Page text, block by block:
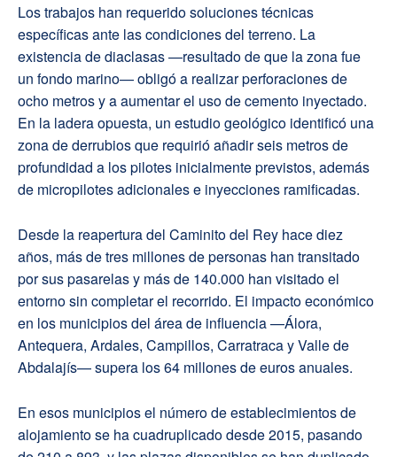
Los trabajos han requerido soluciones técnicas
específicas ante las condiciones del terreno. La
existencia de diaclasas —resultado de que la zona fue
un fondo marino— obligó a realizar perforaciones de
ocho metros y a aumentar el uso de cemento inyectado.
En la ladera opuesta, un estudio geológico identificó una
zona de derrubios que requirió añadir seis metros de
profundidad a los pilotes inicialmente previstos, además
de micropilotes adicionales e inyecciones ramificadas.
Desde la reapertura del Caminito del Rey hace diez
años, más de tres millones de personas han transitado
por sus pasarelas y más de 140.000 han visitado el
entorno sin completar el recorrido. El impacto económico
en los municipios del área de influencia —Álora,
Antequera, Ardales, Campillos, Carratraca y Valle de
Abdalajís— supera los 64 millones de euros anuales.
En esos municipios el número de establecimientos de
alojamiento se ha cuadruplicado desde 2015, pasando